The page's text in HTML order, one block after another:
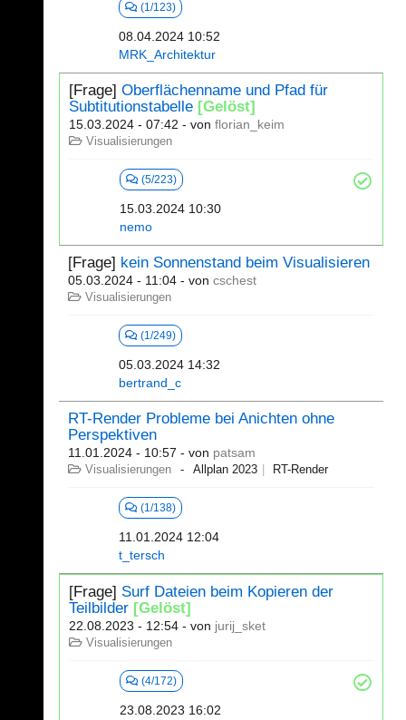
(1/123)
08.04.2024 10:52
MRK_Architektur
[Frage] Oberflächenname und Pfad für
Subtitutionstabelle [Gelöst]
15.03.2024 - 07:42 - von florian_keim
Visualisierungen
(5/223)
15.03.2024 10:30
nemo
[Frage] kein Sonnenstand beim Visualisieren
05.03.2024 - 11:04 - von cschest
Visualisierungen
(1/249)
05.03.2024 14:32
bertrand_c
RT-Render Probleme bei Anichten ohne
Perspektiven
11.01.2024 - 10:57 - von patsam
Visualisierungen Allplan 2023 RT-Render
(1/138)
11.01.2024 12:04
t_tersch
[Frage] Surf Dateien beim Kopieren der
Teilbilder [Gelöst]
22.08.2023 - 12:54 - von jurij_sket
Visualisierungen
(4/172)
23.08.2023 16:02